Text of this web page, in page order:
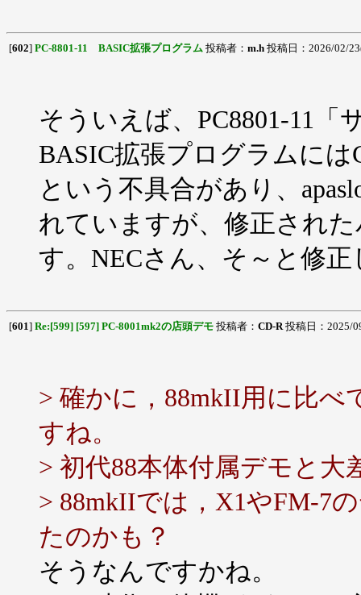
[602] PC-8801-11 BASIC拡張プログラム 投稿者： m.h 投稿日：2026/02/
そういえば、PC8801-11「
BASIC拡張プログラムに
という不具合があり、
れていますが、修正され
す。NECさん、そ～と修
[601] Re:[599] [597] PC-8001mk2の店頭デモ 投稿者： CD-R投稿日：2025/
> 確かに，88mkII用に比べ
すね。
> 初代88本体付属デモと大
> 88mkIIでは，X1やFM-7
たのかも？
そうなんですかね。